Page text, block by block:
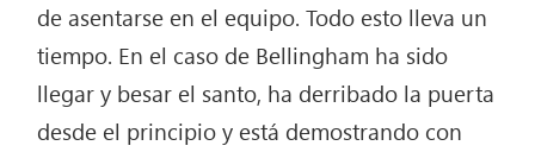
de asentarse en el equipo. Todo esto lleva un
tiempo. En el caso de Bellingham ha sido
llegar y besar el santo, ha derribado la puerta
desde el principio y está demostrando con